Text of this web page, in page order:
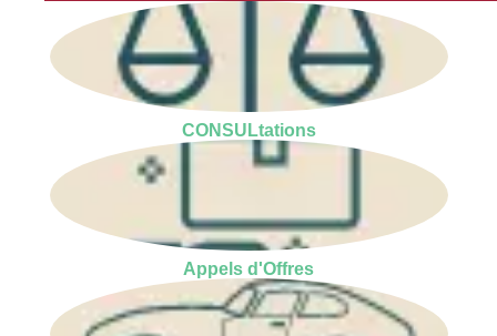
CONSULtations
Appels d'Offres